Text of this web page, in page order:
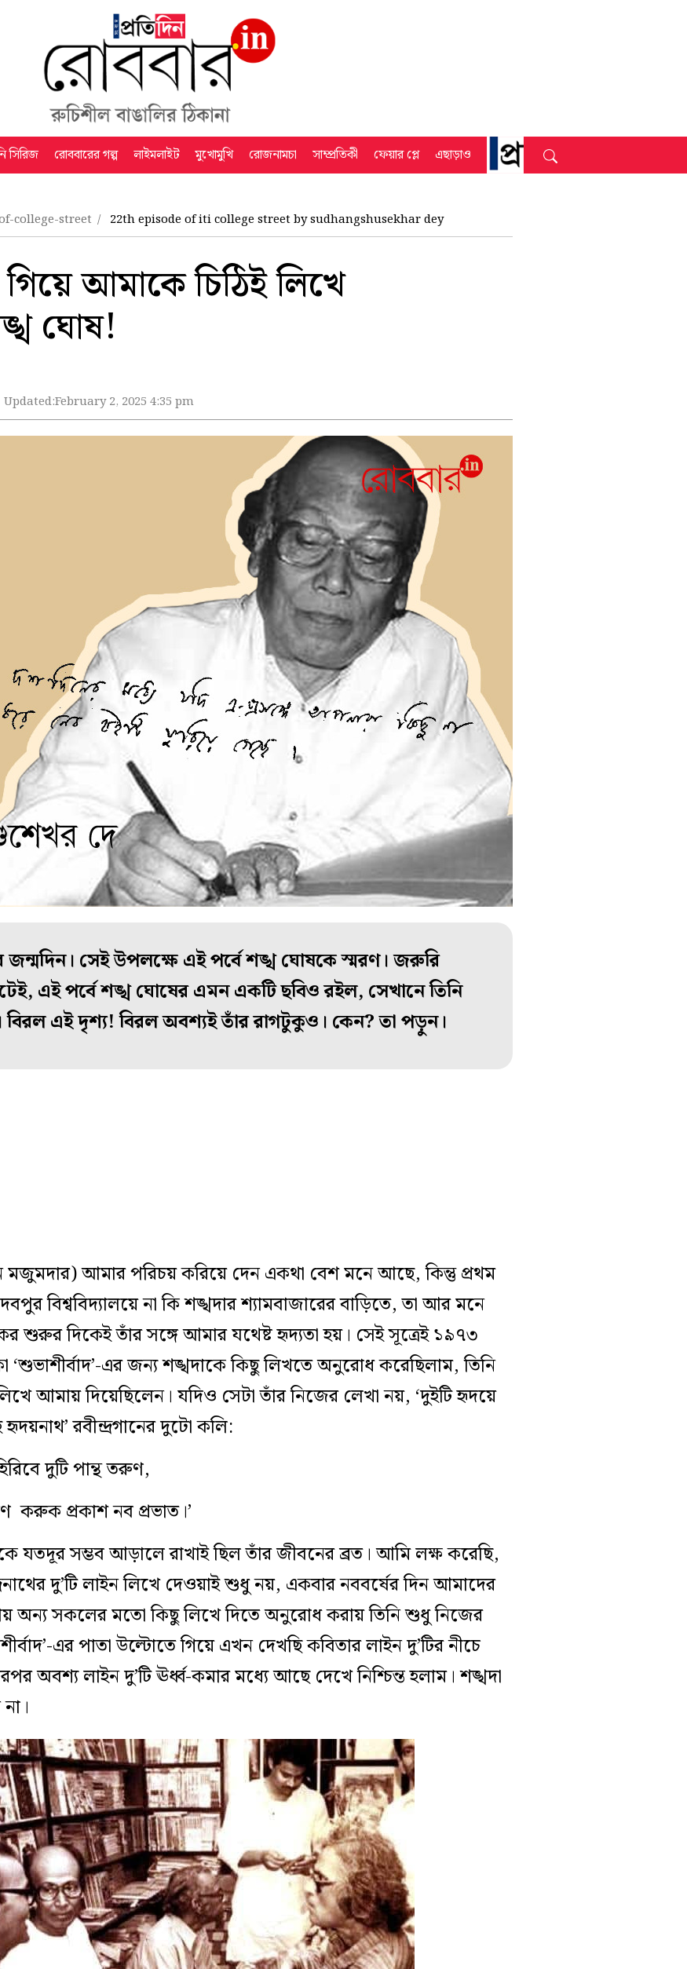
সিরিজ রোববারের গল্প লাইমলাইট মুখোমুখি রোজনামচা সাম্প্রতিকী ফেয়ার প্লে এছাড়াও
college-street 22th episode of iti college street by sudhangshusekhar dey
আমাকে চিঠিই লিখে
ঘোষ!
Updated:February 2, 2025 4:35 pm
জন্মদিন। সেই উপলক্ষে এই পর্বে শঙ্খ ঘোষকে স্মরণ। জরুরি
এই পর্বে শঙ্খ ঘোষের এমন একটি ছবিও রইল, সেখানে তিনি
এই দৃশ্য! বিরল অবশ্যই তাঁর রাগটুকুও। কেন? তা পড়ুন।
মজুমদার) আমার পরিচয় করিয়ে দেন একথা বেশ মনে আছে, কিন্তু প্রথম
বিশ্ববিদ্যালয়ে না কি শঙ্খদার শ্যামবাজারের বাড়িতে, তা আর মনে
শুরুর দিকেই তাঁর সঙ্গে আমার যথেষ্ট হৃদ্যতা হয়। সেই সূত্রেই ১৯৭৩
‘শুভাশীর্বাদ’-এর জন্য শঙ্খদাকে কিছু লিখতে অনুরোধ করেছিলাম, তিনি
আমায় দিয়েছিলেন। যদিও সেটা তাঁর নিজের লেখা নয়, ‘দুইটি হৃদয়ে
রবীন্দ্রগানের দুটো কলি:
দুটি পান্থ তরুণ,
প্রকাশ নব প্রভাত।’
যতদূর সম্ভব আড়ালে রাখাই ছিল তাঁর জীবনের ব্রত। আমি লক্ষ করেছি,
দু’টি লাইন লিখে দেওয়াই শুধু নয়, একবার নববর্ষের দিন আমাদের
অন্য সকলের মতো কিছু লিখে দিতে অনুরোধ করায় তিনি শুধু নিজের
এর পাতা উল্টোতে গিয়ে এখন দেখছি কবিতার লাইন দু’টির নীচে
অবশ্য লাইন দু’টি ঊর্ধ্ব-কমার মধ্যে আছে দেখে নিশ্চিন্ত হলাম। শঙ্খদা